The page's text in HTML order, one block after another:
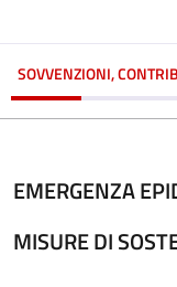
SOVVENZIONI,
EMERGENZA
MISURE DI